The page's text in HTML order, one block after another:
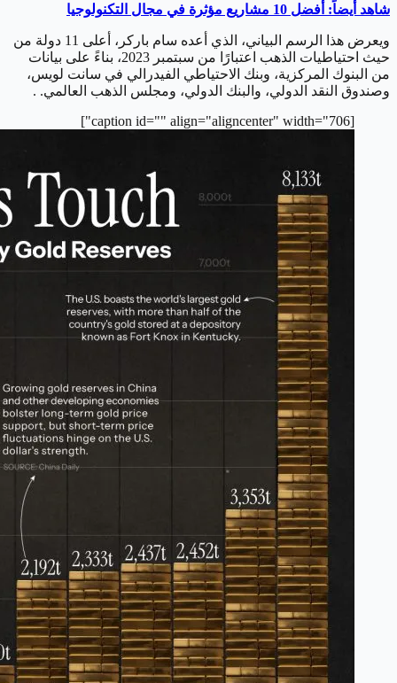
شاهد أيضاً: أفضل 10 مشاريع مؤثرة في مجال التكنولوجيا
ويعرض هذا الرسم البياني، الذي أعده سام باركر، أعلى 11 دولة من
حيث احتياطيات الذهب اعتبارًا من سبتمبر 2023، بناءً على بيانات
من البنوك المركزية، وبنك الاحتياطي الفيدرالي في سانت لويس،
وصندوق النقد الدولي، والبنك الدولي، ومجلس الذهب العالمي. .
[caption id="" align="aligncenter" width="706"]